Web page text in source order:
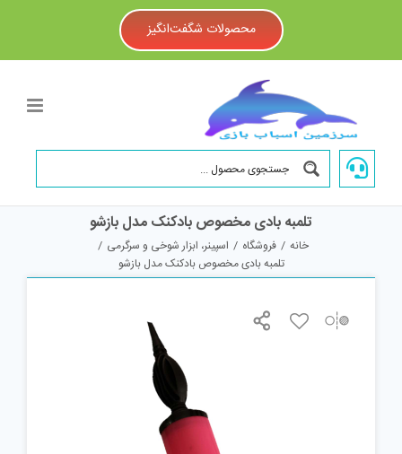
محصولات شگفت‌انگیز
تلمبه بادی مخصوص بادکنک مدل بازشو
خانه / فروشگاه / اسپینر، ابزار شوخی و سرگرمی /
تلمبه بادی مخصوص بادکنک مدل بازشو